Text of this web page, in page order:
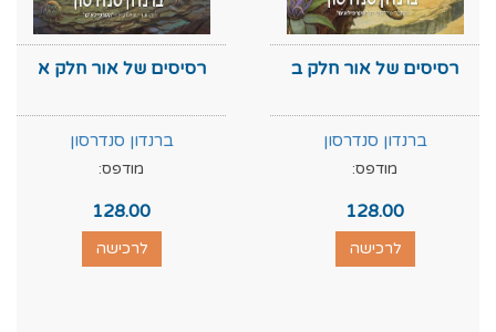
רסיסים של אור חלק ב
ברנדון סנדרסון
מודפס:
128.00
לרכישה
רסיסים של אור חלק א
ברנדון סנדרסון
מודפס:
128.00
לרכישה